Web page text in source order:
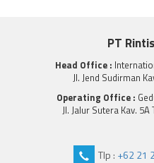
PT
Head Office :
Jl. Jend Sudirman
Operating Office :
Jl. Jalur Sutera Kav.
Tlp : +62 21